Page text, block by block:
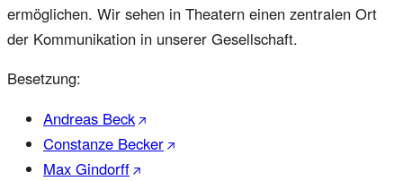
ermöglichen. Wir sehen in Theatern einen zentralen Ort
der Kommunikation in unserer Gesellschaft.
Besetzung:
Andreas Beck
Constanze Becker
Max Gindorff